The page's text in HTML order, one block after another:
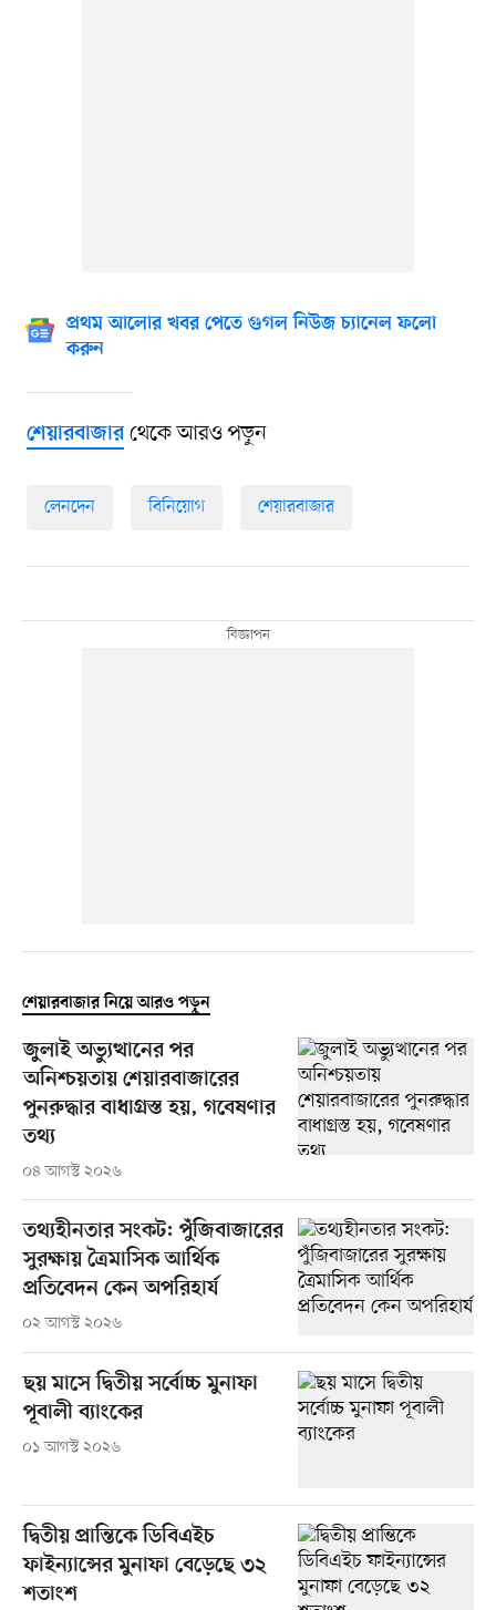
প্রথম আলোর খবর পেতে গুগল নিউজ চ্যানেল ফলো
করুন
শেয়ারবাজারথেকে আরও পড়ুন
লেনদেন বিনিয়োগ শেয়ারবাজার
শেয়ারবাজার নিয়ে আরও পড়ুন
জুলাই অভ্যুত্থানের পর
অনিশ্চয়তায় শেয়ারবাজারের
পুনরুদ্ধার বাধাগ্রস্ত হয়, গবেষণার
তথ্য
০৪ আগস্ট ২০২৬
তথ্যহীনতার সংকট: পুঁজিবাজারের
সুরক্ষায় ত্রৈমাসিক আর্থিক
প্রতিবেদন কেন অপরিহার্য
০২ আগস্ট ২০২৬
ছয় মাসে দ্বিতীয় সর্বোচ্চ মুনাফা
পূবালী ব্যাংকের
০১ আগস্ট ২০২৬
দ্বিতীয় প্রান্তিকে ডিবিএইচ
ফাইন্যান্সের মুনাফা বেড়েছে ৩২
শতাংশ